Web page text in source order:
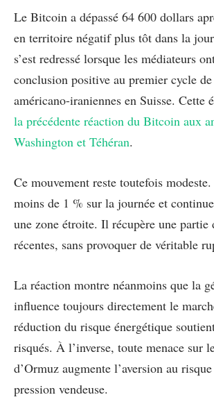
Le Bitcoin a dépassé 64 600 dollars
en territoire négatif plus tôt dans la
s’est redressé lorsque les médiateurs
conclusion positive au premier cycle
américano-iraniennes en Suisse. Cette
la précédente réaction du Bitcoin aux
Washington et Téhéran.
Ce mouvement reste toutefois
moins de 1 % sur la journée et
une zone étroite. Il récupère une partie
récentes, sans provoquer de véritable
La réaction montre néanmoins que la
influence toujours directement le
réduction du risque énergétique
risqués. À l’inverse, toute menace sur
d’Ormuz augmente l’aversion au
pression vendeuse.